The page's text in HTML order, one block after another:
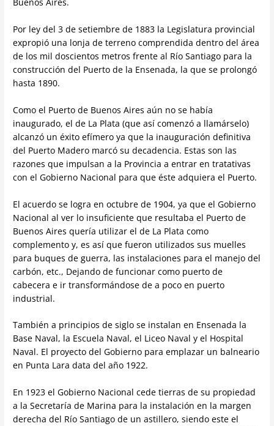
Por ley del 3 de setiembre de 1883 la Legislatura provincial
expropió una lonja de terreno comprendida dentro del área
de los mil doscientos metros frente al Río Santiago para la
construcción del Puerto de la Ensenada, la que se prolongó
hasta 1890.
Como el Puerto de Buenos Aires aún no se había
inaugurado, el de La Plata (que así comenzó a llamárselo)
alcanzó un éxito efímero ya que la inauguración definitiva
del Puerto Madero marcó su decadencia. Estas son las
razones que impulsan a la Provincia a entrar en tratativas
con el Gobierno Nacional para que éste adquiera el Puerto.
El acuerdo se logra en octubre de 1904, ya que el Gobierno
Nacional al ver lo insuficiente que resultaba el Puerto de
Buenos Aires quería utilizar el de La Plata como
complemento y, es así que fueron utilizados sus muelles
para buques de guerra, las instalaciones para el manejo del
carbón, etc., Dejando de funcionar como puerto de
cabecera e ir transformándose de a poco en puerto
industrial.
También a principios de siglo se instalan en Ensenada la
Base Naval, la Escuela Naval, el Liceo Naval y el Hospital
Naval. El proyecto del Gobierno para emplazar un balneario
en Punta Lara data del año 1922.
En 1923 el Gobierno Nacional cede tierras de su propiedad
a la Secretaría de Marina para la instalación en la margen
derecha del Río Santiago de un astillero, siendo este el